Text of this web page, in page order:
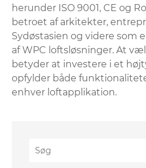
herunder ISO 9001, CE og
betroet af arkitekter,
Sydøstasien og videre som
af WPC loftsløsninger. At
betyder at investere i et
opfylder både
enhver loftapplikation.